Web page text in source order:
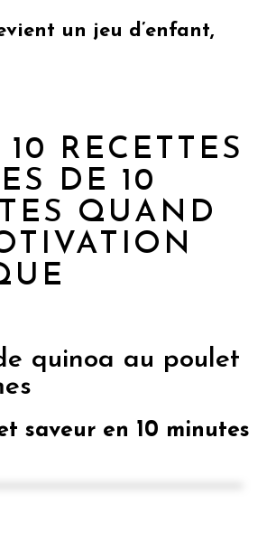
un jeu d’enfant,
RECETTES
DE 10
QUAND
quinoa au poulet
saveur en 10 minutes